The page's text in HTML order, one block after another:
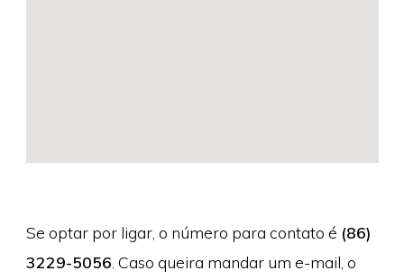
Se optar por ligar, o número para contato é (86)
3229-5056 . Caso queira mandar um e-mail, o